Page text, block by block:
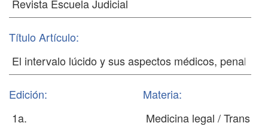
Título Artículo:
Edición: Materia: